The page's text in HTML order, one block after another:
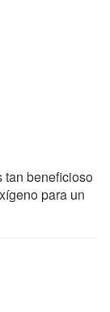
tan beneficioso
para un